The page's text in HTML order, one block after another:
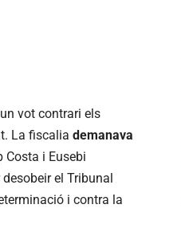
vot contrari els
La fiscalia demanava
Costa i Eusebi
el Tribunal
i contra la